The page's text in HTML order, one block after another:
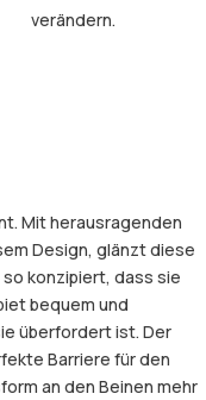
verändern.
Mit herausragenden
Design, glänzt diese
konzipiert, dass sie
bequem und
überfordert ist. Der
Barriere für den
an den Beinen mehr